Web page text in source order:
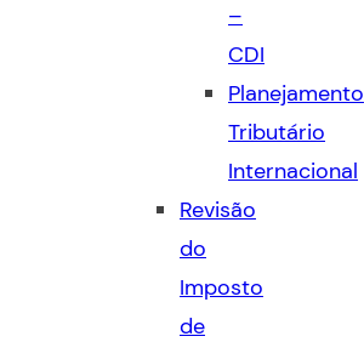
–
CDI
Planejamento
Tributário
Internacional
Revisão
do
Imposto
de